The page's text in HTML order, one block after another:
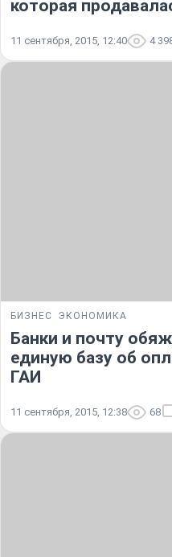
которая
11 сентября, 2015, 12:40 4
БИЗНЕС ЭКОНОМИКА
Банки и почту
единую базу об
ГАИ
11 сентября, 2015, 12:38 68